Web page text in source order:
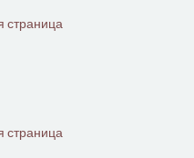
страница
страница